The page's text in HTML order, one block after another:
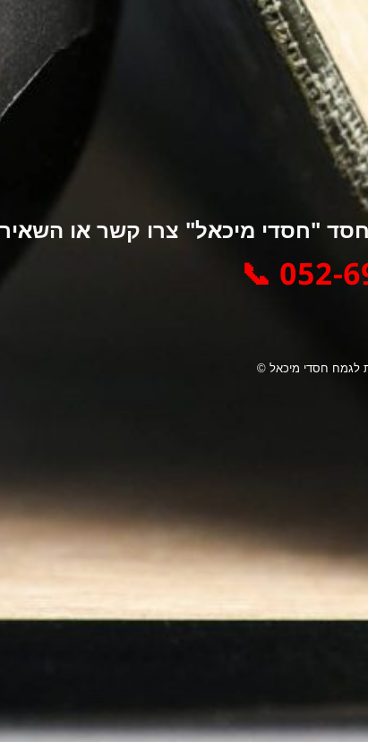
"חסדי מיכאל" צרו קשר או
052-
לגמח חסדי מיכאל ©